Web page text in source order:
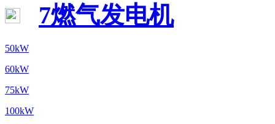
7燃气发电机
50kW
60kW
75kW
100kW